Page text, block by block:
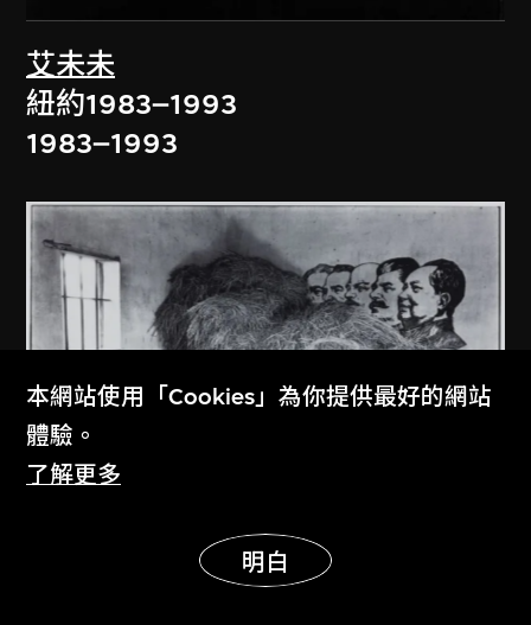
艾未未
紐約1983–1993
1983–1993
本網站使用「Cookies」為你提供最好的網站
體驗。
了解更多
明白
展示更多